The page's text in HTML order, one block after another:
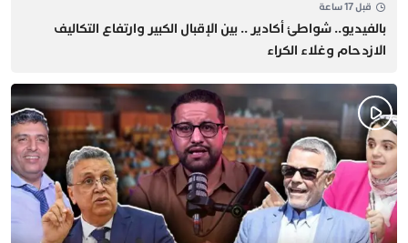
قبل 17 ساعة
بالفيديو.. شواطئ أكادير .. بين الإقبال الكبير وارتفاع التكاليف
الازدحام وغلاء الكراء